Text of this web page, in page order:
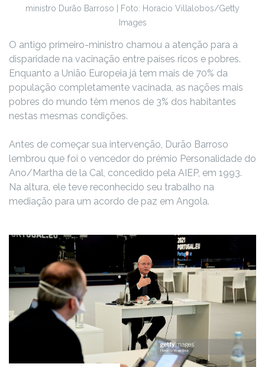
ministro Durão Barroso | Foto: Horacio Villalobos/Getty
Images
O antigo primeiro-ministro chamou a atenção para a
disparidade na vacinação entre países ricos e pobres.
Enquanto a União Europeia já tem mais de 70% da
população completamente vacinada, as nações mais
pobres do mundo têm menos de 3% dos habitantes
nestas mesmas condições.
Antes de começar sua intervenção, Durão Barroso
lembrou que foi o vencedor do prémio Personalidade do
Ano/Martha de la Cal, concedido pela AIEP, em 1993.
Na altura, ele teve reconhecido seu trabalho na
mediação para um acordo de paz em Angola.